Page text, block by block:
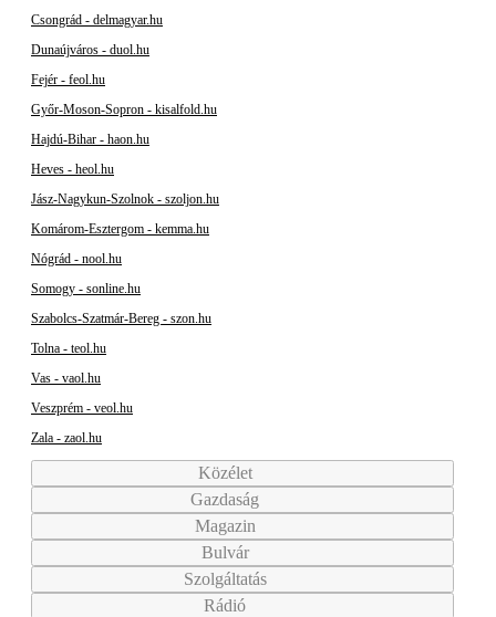
Csongrád - delmagyar.hu
Dunaújváros - duol.hu
Fejér - feol.hu
Győr-Moson-Sopron - kisalfold.hu
Hajdú-Bihar - haon.hu
Heves - heol.hu
Jász-Nagykun-Szolnok - szoljon.hu
Komárom-Esztergom - kemma.hu
Nógrád - nool.hu
Somogy - sonline.hu
Szabolcs-Szatmár-Bereg - szon.hu
Tolna - teol.hu
Vas - vaol.hu
Veszprém - veol.hu
Zala - zaol.hu
Közélet
Gazdaság
Magazin
Bulvár
Szolgáltatás
Rádió